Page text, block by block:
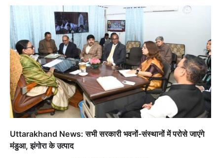
Uttarakhand News: सभी सरकारी भवनों-संस्थानों में परोसे जाएंगे
मंडुआ, झंगोरा के उत्पाद